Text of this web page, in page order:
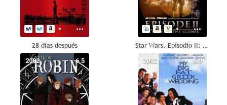
28 días después Star Wars. Episodio II: El ataque de los clones
6.5
2002 6.9
2002